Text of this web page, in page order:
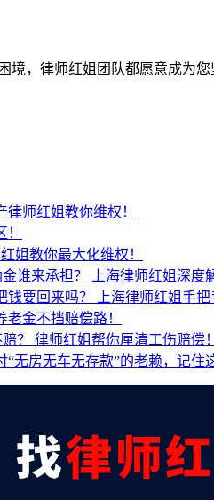
，律师红姐团队都愿意成为
律师红姐教你维权！
姐教你最大化维权！
谁来承担？
上海律师红姐深度
钱要回来吗？
上海律师红姐手
老金不挡赔偿路！
？ 律师红姐帮你厘清工伤赔偿！
“无房无车无存款”的老赖，记住